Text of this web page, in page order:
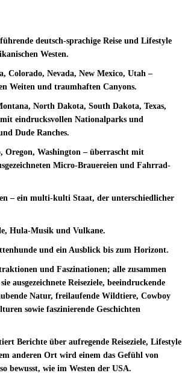
deutsch-sprachige Reise und Lifestyle
Westen.
Colorado, Nevada, New Mexico, Utah –
Weiten und traumhaften Canyons.
North Dakota, South Dakota, Texas,
eindrucksvollen Nationalparks und
Dude Ranches.
Oregon, Washington – überrascht mit
Micro-Brauereien und Fahrrad-
– ein multi-kulti Staat, der unterschiedlicher
Hula-Musik und Vulkane.
und ein Ausblick bis zum Horizont.
und Faszinationen; alle zusammen
ausgezeichnete Reiseziele, beeindruckende
Natur, freilaufende Wildtiere, Cowboy
sowie faszinierende Geschichten
Berichte über aufregende Reiseziele, Lifestyle
anderen Ort wird einem das Gefühl von
bewusst, wie im Westen der USA.